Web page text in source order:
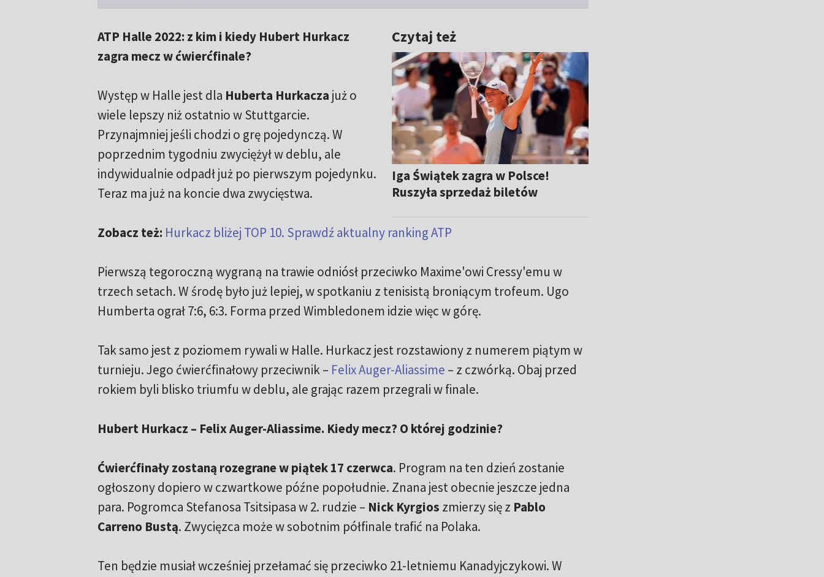
Czytaj też
Iga Świątek zagra w Polsce!
Ruszyła sprzedaż biletów
ATP Halle 2022: z kim i kiedy Hubert Hurkacz
zagra mecz w ćwierćfinale?
Występ w Halle jest dla Huberta Hurkacza już o
wiele lepszy niż ostatnio w Stuttgarcie.
Przynajmniej jeśli chodzi o grę pojedynczą. W
poprzednim tygodniu zwyciężył w deblu, ale
indywidualnie odpadł już po pierwszym pojedynku.
Teraz ma już na koncie dwa zwycięstwa.
Zobacz też: Hurkacz bliżej TOP 10. Sprawdź aktualny ranking ATP
Pierwszą tegoroczną wygraną na trawie odniósł przeciwko Maxime'owi Cressy'emu w
trzech setach. W środę było już lepiej, w spotkaniu z tenisistą broniącym trofeum. Ugo
Humberta ograł 7:6, 6:3. Forma przed Wimbledonem idzie więc w górę.
Tak samo jest z poziomem rywali w Halle. Hurkacz jest rozstawiony z numerem piątym w
turnieju. Jego ćwierćfinałowy przeciwnik – Felix Auger-Aliassime – z czwórką. Obaj przed
rokiem byli blisko triumfu w deblu, ale grając razem przegrali w finale.
Hubert Hurkacz – Felix Auger-Aliassime. Kiedy mecz? O której godzinie?
Ćwierćfinały zostaną rozegrane w piątek 17 czerwca. Program na ten dzień zostanie
ogłoszony dopiero w czwartkowe późne popołudnie. Znana jest obecnie jeszcze jedna
para. Pogromca Stefanosa Tsitsipasa w 2. rudzie – Nick Kyrgios zmierzy się z Pablo
Carreno Bustą. Zwycięzca może w sobotnim półfinale trafić na Polaka.
Ten będzie musiał wcześniej przełamać się przeciwko 21-letniemu Kanadyjczykowi. W